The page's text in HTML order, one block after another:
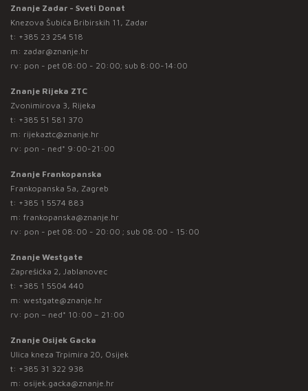
Znanje Zadar - Sveti Donat
Knezova Šubića Bribirskih 11, Zadar
t: +385 23 254 518
m: zadar@znanje.hr
rv: pon - pet 08:00 - 20:00; sub 8:00-14:00
Znanje Rijeka ZTC
Zvonimirova 3, Rijeka
t: +385 51 581 370
m: rijekaztc@znanje.hr
rv: pon - ned* 9:00-21:00
Znanje Frankopanska
Frankopanska 5a, Zagreb
t: +385 1 5574 883
m: frankopanska@znanje.hr
rv: pon - pet 08:00 - 20:00 ; sub 08:00 - 15:00
Znanje Westgate
Zaprešićka 2, Jablanovec
t: +385 1 5504 440
m: westgate@znanje.hr
rv: pon – ned* 10:00 – 21:00
Znanje Osijek Gacka
Ulica kneza Trpimira 20, Osijek
t: +385 31 322 938
m: osijek.gacka@znanje.hr